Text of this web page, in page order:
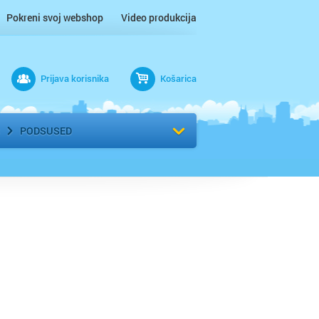
Pokreni svoj webshop Video produkcija
Prijava korisnika Košarica
PODSUSED